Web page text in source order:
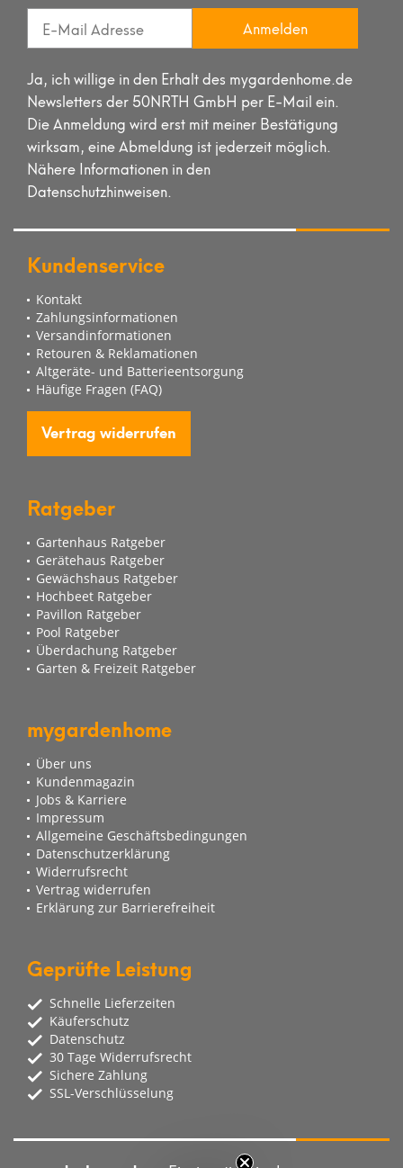
Anmelden
Ja, ich willige in den Erhalt des mygardenhome.de
Newsletters der 50NRTH GmbH per E-Mail ein.
Die Anmeldung wird erst mit meiner Bestätigung
wirksam, eine Abmeldung ist jederzeit möglich.
Nähere Informationen in den
Datenschutzhinweisen.
Kundenservice
Kontakt
Zahlungsinformationen
Versandinformationen
Retouren & Reklamationen
Altgeräte- und Batterieentsorgung
Häufige Fragen (FAQ)
Vertrag widerrufen
Ratgeber
Gartenhaus Ratgeber
Gerätehaus Ratgeber
Gewächshaus Ratgeber
Hochbeet Ratgeber
Pavillon Ratgeber
Pool Ratgeber
Überdachung Ratgeber
Garten & Freizeit Ratgeber
mygardenhome
Über uns
Kundenmagazin
Jobs & Karriere
Impressum
Allgemeine Geschäftsbedingungen
Datenschutzerklärung
Widerrufsrecht
Vertrag widerrufen
Erklärung zur Barrierefreiheit
Geprüfte Leistung
Schnelle Lieferzeiten
Käuferschutz
Datenschutz
30 Tage Widerrufsrecht
Sichere Zahlung
SSL-Verschlüsselung